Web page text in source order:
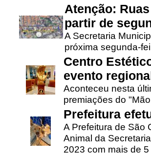
Atenção:
partir de
A Secretaria
próxima segunda-
Centro
evento
Aconteceu nesta
premiações do
Prefeitura
A Prefeitura de São
Animal da
2023 com mais de 5